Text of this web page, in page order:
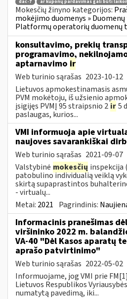
dac-7 ar kuponų pardavimas gali būti
Mokesčių žinyno kategorijos:
mokėjimo duomenys »
Platformų operatorių duomenų
konsultavimo, prekių
programavimo,
aptarnavimo ir
Web turinio sąrašas 2023-10-12
Lietuvos apmokestinamasis
PVM mokėtoju, iš užsienio
įsigijęs PVMĮ 95 straipsnio 2 ir5
paslaugas, kurios...
VMI informuoja apie
naujoves savarankiškai
Web turinio sąrašas 2021-09-07
Valstybinė mokesčių inspekcija
patobulino individualią veiklą
skirtą supaprastintos
- virtualų...
Metai: 2021 Pagrindinis:
Informacinis pranešimas
viršininko 2022 m.
VA-40 "Dėl Kasos aparatų
aprašo patvirtinimo"
Web turinio sąrašas 2022-05-02
Informuojame, jog VMI prie
Lietuvos Respublikos
numatytą pavedimą, iki...